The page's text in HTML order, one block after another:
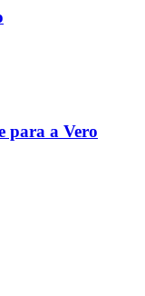
para a Vero